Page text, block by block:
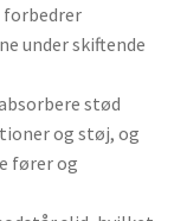
forbedrer
under skiftende
stød
og støj, og
fører og